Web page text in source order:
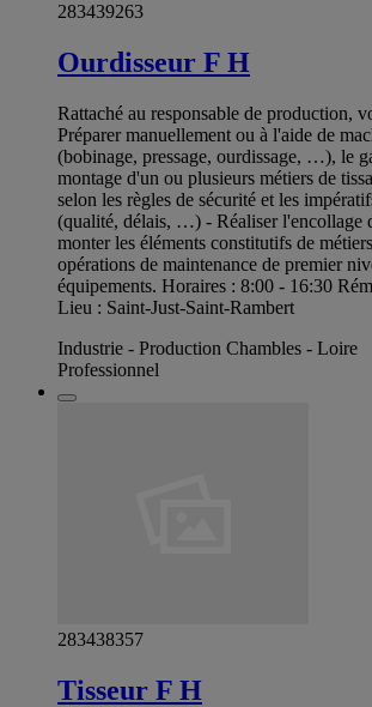
283439263
Ourdisseur F H
Rattaché au responsable de production,
Préparer manuellement ou à l'aide de
(bobinage, pressage, ourdissage, …), le
montage d'un ou plusieurs métiers de
selon les règles de sécurité et les
(qualité, délais, …) - Réaliser l'encollage
monter les éléments constitutifs de
opérations de maintenance de premier
équipements. Horaires : 8:00 - 16:30
Lieu : Saint-Just-Saint-Rambert
Industrie - Production Chambles - Loire
Professionnel
283438357
Tisseur F H